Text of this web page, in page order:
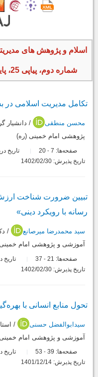
شماره دوم، پیاپی 25، پاییز و زمستان، 114 صفحه
تکامل مدیریت اسلامی در
محسن منطقی
/ دانشیار
پژوهشی امام خمینی (ره)
صفحه‌ها: 7
-
تاریخ دریافت:
تاریخ پذیرش: 1402/02/30
تبیین ضرورت شناخت
رسانه با رویکرد دینی»
سید محمدرضا میرصانع
/
آموزشی و پژوهشی امام
صفحه‌ها: 21
-
تاریخ
تاریخ پذیرش: 1402/02/30
تحول منابع انسانی با
سیدابوالفضل حسنی
/
آموزشی و پژوهشی امام
صفحه‌ها: 39
-
تاریخ
تاریخ پذیرش: 1401/12/14